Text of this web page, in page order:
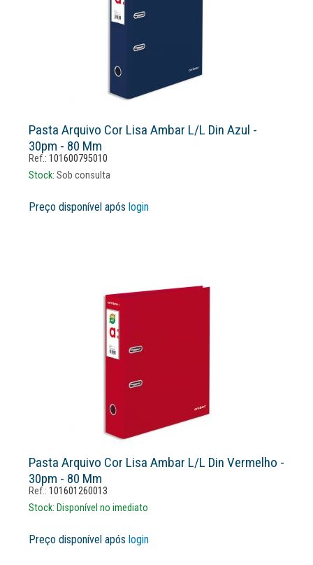
Pasta Arquivo Cor Lisa Ambar L/l Din Azul -
30pm - 80 Mm
Ref.: 101600795010
Stock: Sob consulta
Preço disponível após login
Pasta Arquivo Cor Lisa Ambar L/l Din Vermelho -
30pm - 80 Mm
Ref.: 101601260013
Stock: Disponível no imediato
Preço disponível após login